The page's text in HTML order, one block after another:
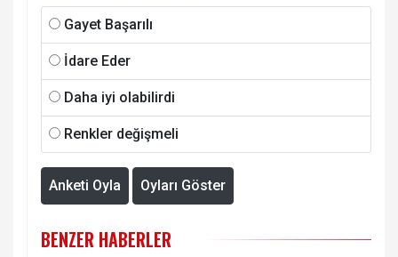
Gayet Başarılı
İdare Eder
Daha iyi olabilirdi
Renkler değişmeli
Anketi Oyla Oyları Göster
BENZER HABERLER